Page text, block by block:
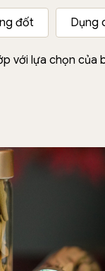
đốt Dụng
với lựa chọn của